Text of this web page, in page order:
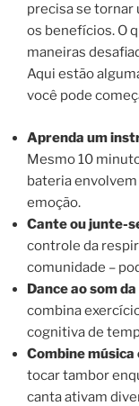
precisa se tornar
os benefícios. O
maneiras
Aqui estão
você pode
Aprenda um
Mesmo 10
bateria
emoção.
Cante ou junte-
controle da
comunidade –
Dance ao som
combina
cognitiva de
Combine
tocar tambor
canta ativam